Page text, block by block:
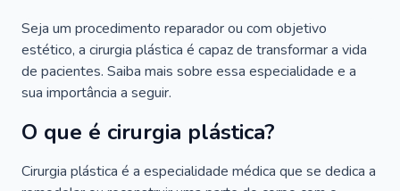
Seja um procedimento reparador ou com objetivo
estético, a cirurgia plástica é capaz de transformar a vida
de pacientes. Saiba mais sobre essa especialidade e a
sua importância a seguir.
O que é cirurgia plástica?
Cirurgia plástica é a especialidade médica que se dedica a